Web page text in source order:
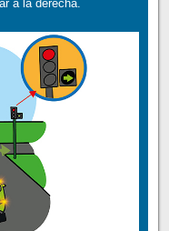
a la derecha.